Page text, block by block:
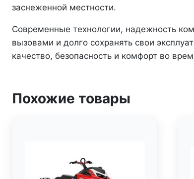
заснеженной местности.
Современные технологии, надежность
вызовами и долго сохранять свои
качество, безопасность и комфорт во
Похожие товары